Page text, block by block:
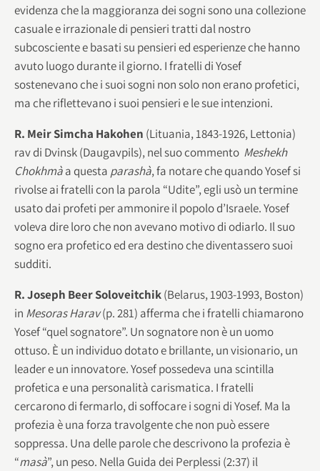
evidenza che la maggioranza dei sogni sono una collezione
casuale e irrazionale di pensieri tratti dal nostro
subcosciente e basati su pensieri ed esperienze che hanno
avuto luogo durante il giorno. I fratelli di Yosef
sostenevano che i suoi sogni non solo non erano profetici,
ma che riflettevano i suoi pensieri e le sue intenzioni.
R. Meir Simcha Hakohen (Lituania, 1843-1926, Lettonia)
rav di Dvinsk (Daugavpils), nel suo commento Meshekh
Chokhmàa questa parashà, fa notare che quando Yosef si
rivolse ai fratelli con la parola “Udite”, egli usò un termine
usato dai profeti per ammonire il popolo d’Israele. Yosef
voleva dire loro che non avevano motivo di odiarlo. Il suo
sogno era profetico ed era destino che diventassero suoi
sudditi.
R. Joseph Beer Soloveitchik(Belarus, 1903-1993, Boston)
in Mesoras Harav(p. 281) afferma che i fratelli chiamarono
Yosef “quel sognatore”. Un sognatore non è un uomo
ottuso. È un individuo dotato e brillante, un visionario, un
leader e un innovatore. Yosef possedeva una scintilla
profetica e una personalità carismatica. I fratelli
cercarono di fermarlo, di soffocare i sogni di Yosef. Ma la
profezia è una forza travolgente che non può essere
soppressa. Una delle parole che descrivono la profezia è
“masà”, un peso. Nella Guida dei Perplessi (2:37) il